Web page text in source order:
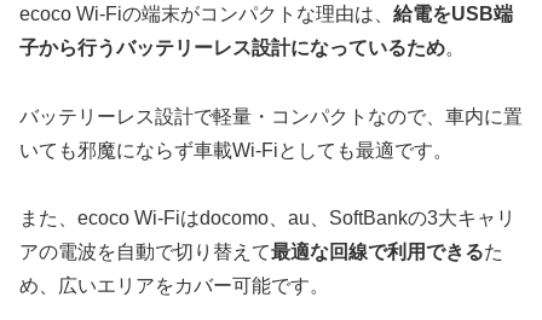
ecoco Wi-Fiの端末がコンパクトな理由は、 給電をUSB端
子から行うバッテリーレス設計になっているため。
バッテリーレス設計で軽量・コンパクトなので、車内に置
いても邪魔にならず車載Wi-Fiとしても最適です。
また、ecoco Wi-Fiはdocomo、au、SoftBankの3大キャリ
アの電波を自動で切り替えて最適な回線で利用できるた
め、広いエリアをカバー可能です。